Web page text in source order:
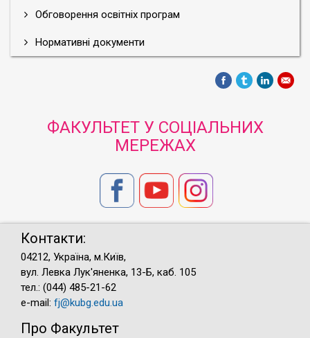
Обговорення освітніх програм
Нормативні документи
ФАКУЛЬТЕТ У СОЦІАЛЬНИХ
МЕРЕЖАХ
Контакти:
04212, Україна, м.Київ,
вул. Левка Лук'яненка, 13-Б, каб. 105
тел.: (044) 485-21-62
e-mail: fj@kubg.edu.ua
Про Факультет